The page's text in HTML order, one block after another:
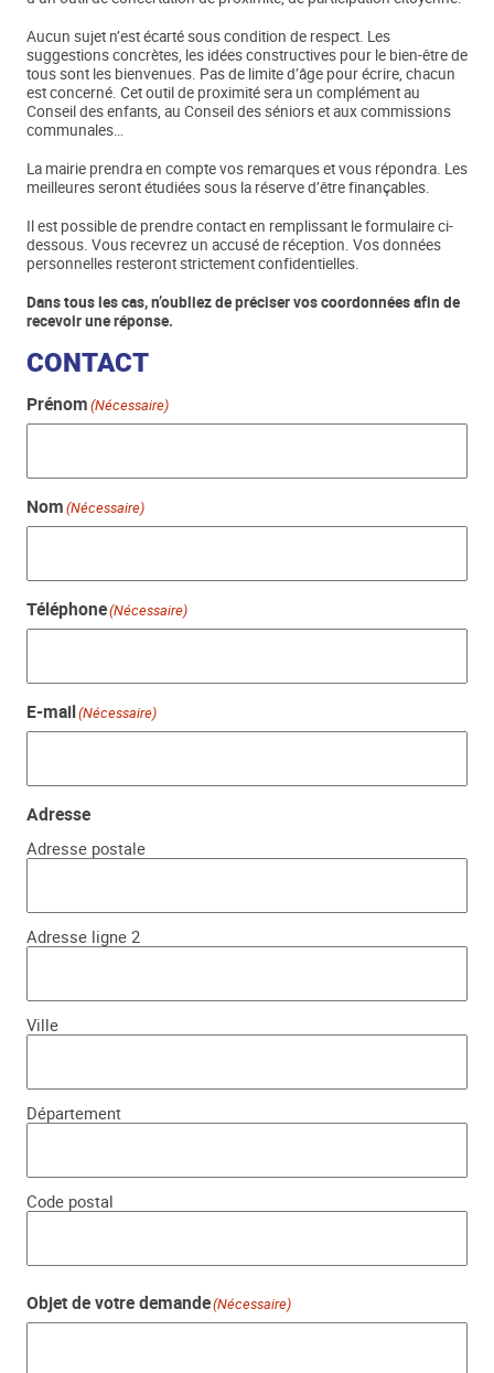
Aucun sujet n’est écarté sous condition de respect. Les
suggestions concrètes, les idées constructives pour le bien-être de
tous sont les bienvenues. Pas de limite d’âge pour écrire, chacun
est concerné. Cet outil de proximité sera un complément au
Conseil des enfants, au Conseil des séniors et aux commissions
communales…
La mairie prendra en compte vos remarques et vous répondra. Les
meilleures seront étudiées sous la réserve d’être finançables.
Il est possible de prendre contact en remplissant le formulaire ci-
dessous. Vous recevrez un accusé de réception. Vos données
personnelles resteront strictement confidentielles.
Dans tous les cas, n’oubliez de préciser vos coordonnées afin de
recevoir une réponse.
CONTACT
Prénom(Nécessaire)
Nom(Nécessaire)
Téléphone(Nécessaire)
E-mail(Nécessaire)
Adresse
Adresse postale
Adresse ligne 2
Ville
Département
Code postal
Objet de votre demande(Nécessaire)